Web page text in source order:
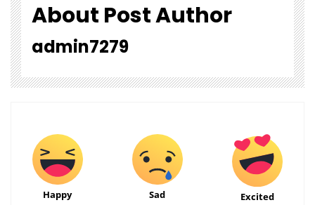
About Post Author
admin7279
Happy Sad Excited